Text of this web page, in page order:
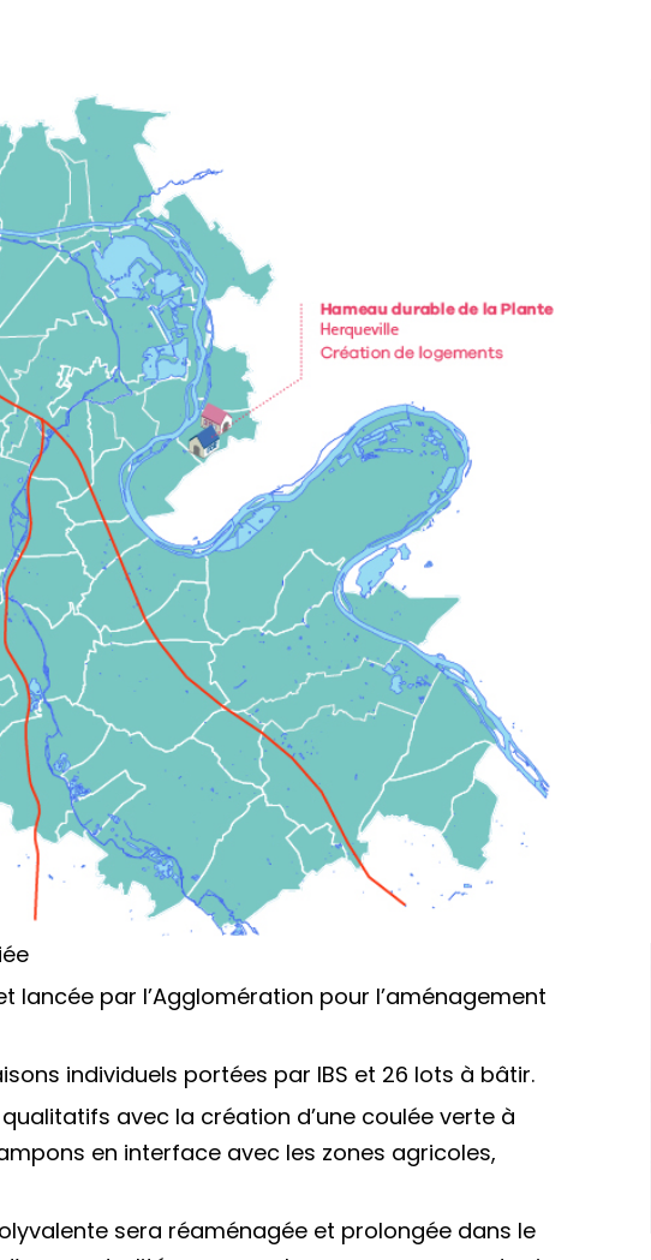
lancée par l’Agglomération pour l’aménagement
individuels portées par IBS et 26 lots à bâtir.
avec la création d’une coulée verte à
en interface avec les zones agricoles,
sera réaménagée et prolongée dans le